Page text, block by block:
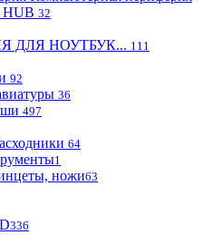
HUB 32
ДЛЯ НОУТБУК... 111
92
36
497
64
1
ножи63
336